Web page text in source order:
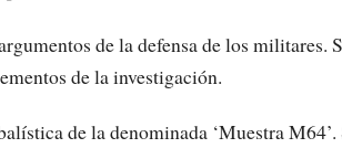
de la defensa de los militares.
de la investigación.
de la denominada ‘Muestra